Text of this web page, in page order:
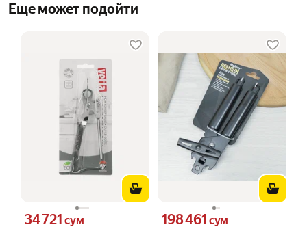
Еще может подойти
Цена 34721 сум вместо
34 721 сум Цена 198461 сум вместо
198 461 сум